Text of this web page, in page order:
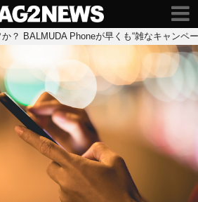
？ BALMUDA Phoneが早くも“雑なキャンペ